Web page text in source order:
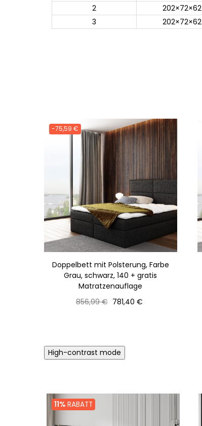
2
202×72×62
3
202×72×62
-75,59 €
Doppelbett mit Polsterung, Farbe
Grau, schwarz, 140 + gratis
Matratzenauflage
Normaler
856,99 € Preis
781,40 €
High-contrast mode
11% RABATT